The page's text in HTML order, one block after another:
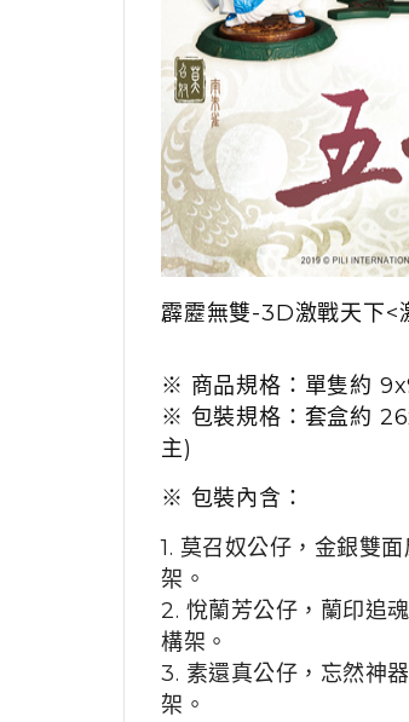
霹靂無雙-3D激戰天下<
※ 商品規格：單隻約
※ 包裝規格：套盒約
主)
※ 包裝內含：
1. 莫召奴公仔，金銀雙
架。
2. 悅蘭芳公仔，蘭印追
構架。
3. 素還真公仔，忘然神
架。